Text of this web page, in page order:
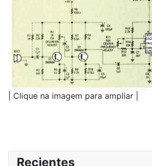
| Clique na imagem para ampliar |
Recientes